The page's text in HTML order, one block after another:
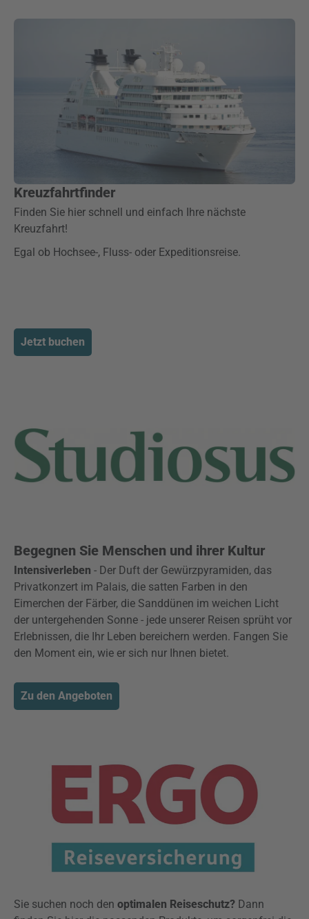
Kreuzfahrtfinder
Finden Sie hier schnell und einfach Ihre nächste
Kreuzfahrt!
Egal ob Hochsee-, Fluss- oder Expeditionsreise.
Jetzt buchen
Begegnen Sie Menschen und ihrer Kultur
Intensiverleben - Der Duft der Gewürzpyramiden, das
Privatkonzert im Palais, die satten Farben in den
Eimerchen der Färber, die Sanddünen im weichen Licht
der untergehenden Sonne - jede unserer Reisen sprüht vor
Erlebnissen, die Ihr Leben bereichern werden. Fangen Sie
den Moment ein, wie er sich nur Ihnen bietet.
Zu den Angeboten
Sie suchen noch den optimalen Reiseschutz? Dann